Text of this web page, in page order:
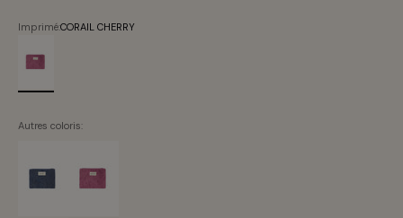
Imprimé:CORAIL CHERRY
Autres coloris: